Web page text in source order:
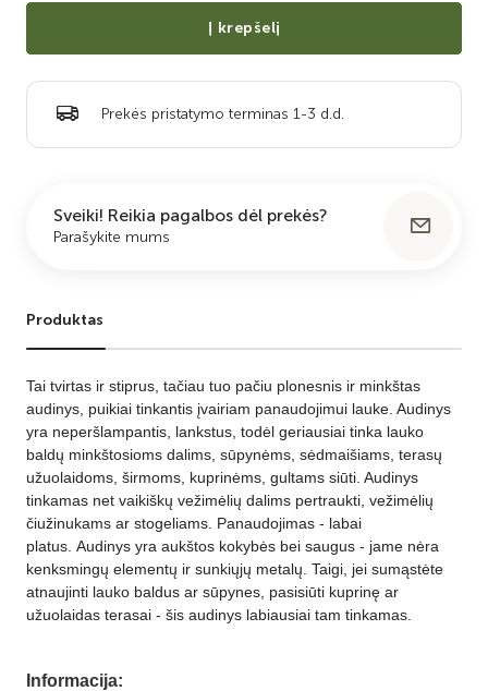
Į krepšelį
Prekės pristatymo terminas 1-3 d.d.
Sveiki! Reikia pagalbos dėl prekės?
Parašykite mums
Produktas
Tai tvirtas ir stiprus, tačiau tuo pačiu plonesnis ir minkštas
audinys, puikiai tinkantis įvairiam panaudojimui lauke. Audinys
yra neperšlampantis, lankstus, todėl geriausiai tinka lauko
baldų minkštosioms dalims, sūpynėms, sėdmaišiams, terasų
užuolaidoms, širmoms, kuprinėms, gultams siūti. Audinys
tinkamas net vaikiškų vežimėlių dalims pertraukti, vežimėlių
čiužinukams ar stogeliams. Panaudojimas - labai
platus. Audinys yra aukštos kokybės bei saugus - jame nėra
kenksmingų elementų ir sunkiųjų metalų. Taigi, jei sumąstėte
atnaujinti lauko baldus ar sūpynes, pasisiūti kuprinę ar
užuolaidas terasai - šis audinys labiausiai tam tinkamas.
Informacija: